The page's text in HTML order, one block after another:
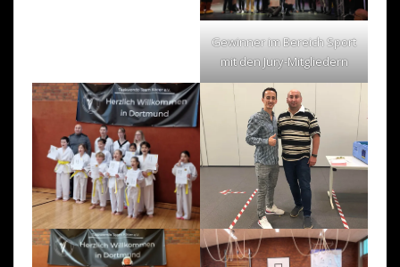
Gewinner im Bereich Sport
mit den Jury-Mitgliedern